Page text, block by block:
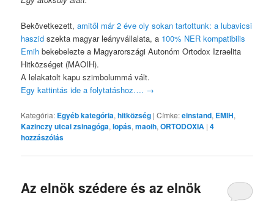
Bekövetkezett,amitől már 2 éve oly sokan tartottunk: a lubavicsi
haszid szekta magyar leányvállalata, a 100% NER kompatibilis
Emih bekebelezte a Magyarországi Autonóm Ortodox Izraelita
Hitközséget (MAOIH).
A lelakatolt kapu szimbolummá vált.
Egy kattintás ide a folytatáshoz…. →
Kategória: Egyéb kategória,hitközség |Címke:einstand, EMIH,
Kazinczy utcai zsinagóga,lopás,maoih,ORTODOXIA |4
hozzászólás
Az elnök szédere és az elnök